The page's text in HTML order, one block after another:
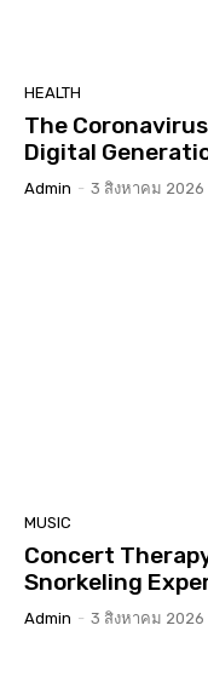
HEALTH
The
Digital
Admin - 3 สิงหาคม 2026
MUSIC
Concert
Snorkeling
Admin - 3 สิงหาคม 2026